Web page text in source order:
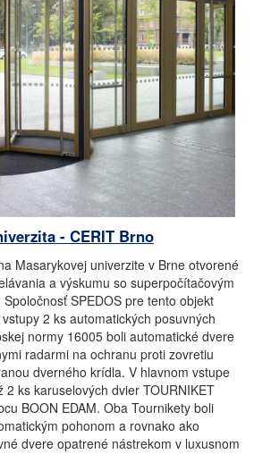
- CERIT Brno
Masarykovej univerzite v Brne otvorené
a výskumu so superpočítačovým
SPEDOS pre tento objekt
2 ks automatických posuvných
normy 16005 boli automatické dvere
radarmi na ochranu proti zovretiu
dverného krídla. V hlavnom vstupe
2 ks karuselových dvier TOURNIKET
BOON EDAM. Oba Tournikety boli
pohonom a rovnako ako
dvere opatrené nástrekom v luxusnom